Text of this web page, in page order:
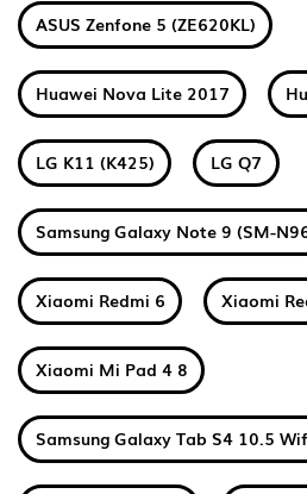
ASUS Zenfone 5 (ZE620KL)
Huawei Nova Lite 2017
LG K11 (K425) LG Q7
Samsung Galaxy Note 9 (SM-
Xiaomi Redmi 6 Xiaomi
Xiaomi Mi Pad 4 8
Samsung Galaxy Tab S4 10.5